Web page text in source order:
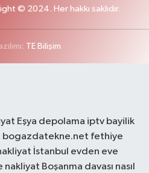
© 2024. Her hakkı saklıdır.
TE Bilişim
Eşya depolama iptv bayilik
bogazdatekne.net fethiye
İstanbul evden eve
nakliyat Boşanma davası nasıl